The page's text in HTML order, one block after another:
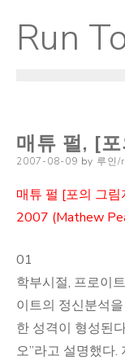
Run
매튜 펄, [
Posted
2007-08-09 by 루인/
매튜 펄 [포의 그
2007 (Mathew
01
학부시절, 프로이
이트의 정신분석
한 성격이 형성된
오”라고 설명했다